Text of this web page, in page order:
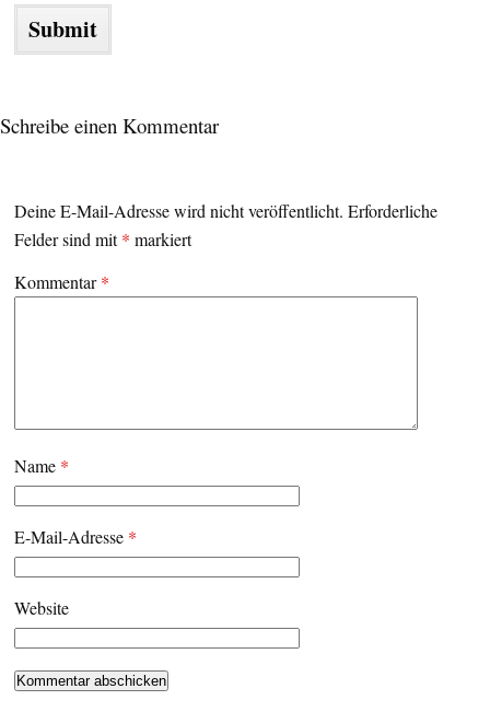
Schreibe einen Kommentar
Deine E-Mail-Adresse wird nicht veröffentlicht. Erforderliche
Felder sind mit* markiert
Kommentar*
Name *
E-Mail-Adresse *
Website